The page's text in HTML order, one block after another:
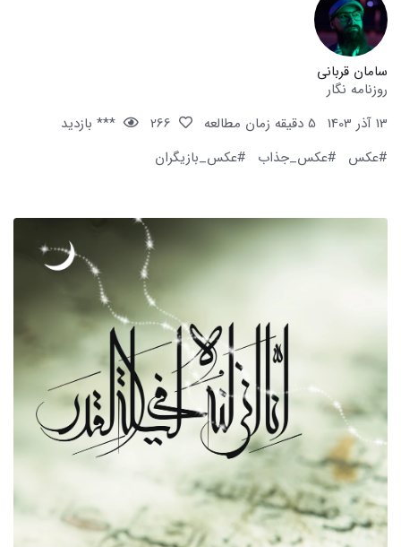
سامان قربانی
روزنامه نگار
13 آذر 1403
5 دقیقه زمان مطالعه
*** بازدید
#عکس
#عکس_جذاب #عکس_بازیگران